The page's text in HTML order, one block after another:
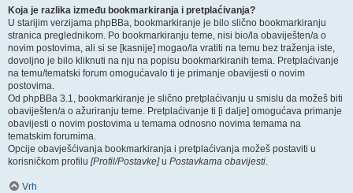
Koja je razlika između bookmarkiranja i pretplaćivanja?
U starijim verzijama phpBBa, bookmarkiranje je bilo slično bookmarkiranju
stranica preglednikom. Po bookmarkiranju teme, nisi bio/la obaviješten/a o
novim postovima, ali si se [kasnije] mogao/la vratiti na temu bez traženja iste,
dovoljno je bilo kliknuti na nju na popisu bookmarkiranih tema. Pretplaćivanje
na temu/tematski forum omogućavalo ti je primanje obavijesti o novim
postovima.
Od phpBBa 3.1, bookmarkiranje je slično pretplaćivanju u smislu da možeš biti
obaviješten/a o ažuriranju teme. Pretplaćivanje ti [i dalje] omogućava primanje
obavijesti o novim postovima u temama odnosno novima temama na
tematskim forumima.
Opcije obavješćivanja bookmarkiranja i pretplaćivanja možeš postaviti u
korisničkom profilu [Profil/Postavke]u Postavkama obavijesti.
Vrh